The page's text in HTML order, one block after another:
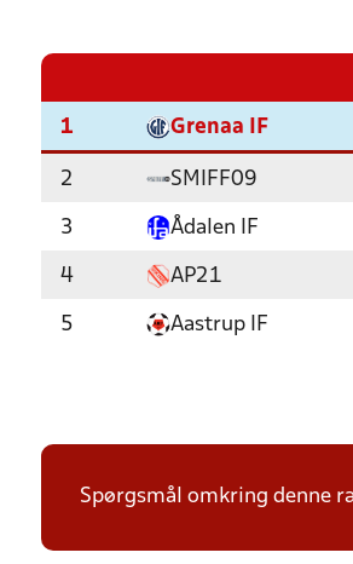
1 Grenaa IF
2 SMIFF09
3 Ådalen IF
4 AP21
5 Aastrup IF
Spørgsmål omkring denne